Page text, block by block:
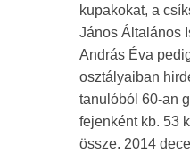
kupakokat, a
János Általános
András Éva
osztályaiban
tanulóból 60-an
fejenként kb. 53
össze. 2014